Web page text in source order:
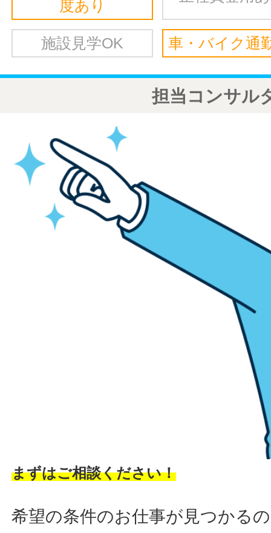
度あり
施設見学OK 車・バイク通
担当コンサル
まずはご相談ください！
希望の条件のお仕事が見つかる